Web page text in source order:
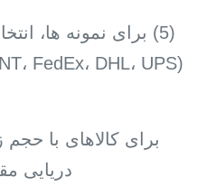
(5) برای نمونه ها،
برای کالاهای با
دریایی